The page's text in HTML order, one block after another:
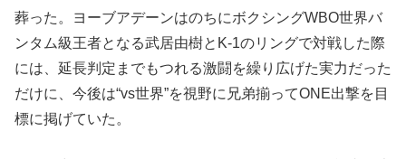
葬った。ヨーブアデーンはのちにボクシングWBO世界バ
ンタム級王者となる武居由樹とK-1のリングで対戦した際
には、延長判定までもつれる激闘を繰り広げた実力だった
だけに、今後は“vs世界”を視野に兄弟揃ってONE出撃を目
標に掲げていた。